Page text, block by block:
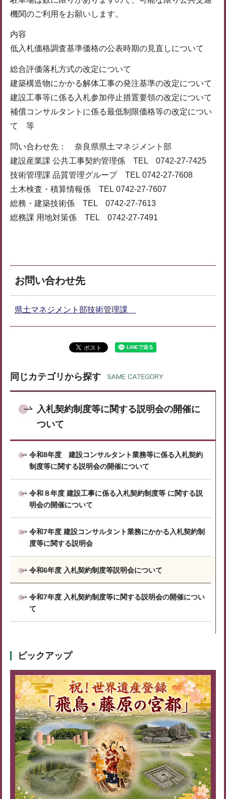
機関のご利用をお願いします。
内容
低入札価格調査基準価格の公表時期の見直しについて
総合評価落札方式の改定について
建築構造物にかかる解体工事の発注基準の改定について
建設工事等に係る入札参加停止措置要領の改定について
補償コンサルタントに係る最低制限価格等の改定につい
て 等
問い合わせ先： 奈良県県土マネジメント部
建設産業課 公共工事契約管理係 TEL 0742-27-7425
技術管理課 品質管理グループ TEL 0742-27-7608
土木検査・積算情報係 TEL 0742-27-7607
総務・建築技術係 TEL 0742-27-7613
総務課 用地対策係 TEL 0742-27-7491
お問い合わせ先
県土マネジメント部技術管理課
同じカテゴリから探す
入札契約制度等に関する説明会の開催に
ついて
令和8年度 建設コンサルタント業務等に係る入札契約
制度等に関する説明会の開催について
令和８年度 建設工事に係る入札契約制度等 に関する説
明会の開催について
令和7年度 建設コンサルタント業務にかかる入札契約制
度等に関する説明会
令和6年度 入札契約制度等説明会について
令和7年度 入札契約制度等に関する説明会の開催につい
て
ピックアップ